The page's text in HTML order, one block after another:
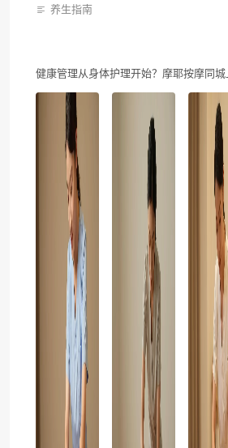
养生指南
健康管理从身体护理开始？摩耶按摩同